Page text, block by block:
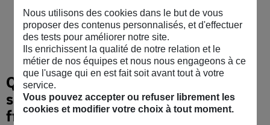
rendu inopérant et ne sera réactivé qu’en nous
demandant une régénération de mot de passe.
Que faire en cas de Phishing, de
suspicion d’accès illicite ou de
fraude ?
Nous utilisons des cookies dans le but de vous
proposer des contenus personnalisés, et d'effectuer
des tests pour améliorer notre site.
Ils enrichissent la qualité de notre relation et le
métier de nos équipes et nous nous engageons à ce
que l'usage qui en est fait soit avant tout à votre
service.
Vous pouvez accepter ou refuser librement les
cookies et modifier votre choix à tout moment.